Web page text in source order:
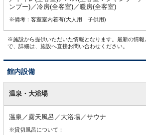
ンプー)／冷房(全客室)／暖房(全客室)
※備考：客室室内着有(大人用 子供用)
※施設から提供いただいた情報となります。最新の情
で、詳細は、施設へ直接お問い合わせください。
館内設備
内温泉・大浴場
温泉／露天風呂／大浴場／サウナ
※貸切風呂について：